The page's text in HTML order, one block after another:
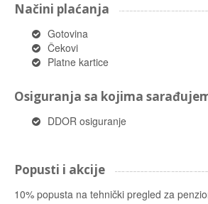
Načini plaćanja
Gotovina
Čekovi
Platne kartice
Osiguranja sa kojima
DDOR osiguranje
Popusti i akcije
10% popusta na tehnički pregled za